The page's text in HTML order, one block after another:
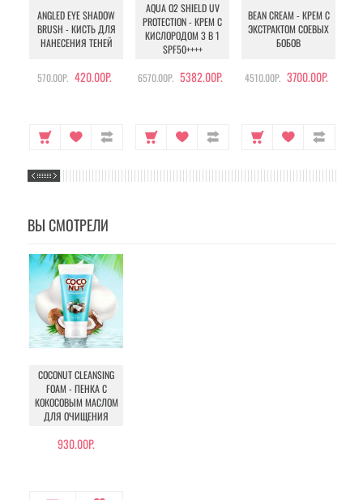
ANGLED EYE SHADOW
BRUSH - КИСТЬ ДЛЯ
НАНЕСЕНИЯ ТЕНЕЙ
570.00Р. 420.00Р.
AQUA O2 SHIELD UV
PROTECTION - КРЕМ С
КИСЛОРОДОМ 3 В 1
SPF50++++
6570.00Р. 5382.00Р.
BEAN CREAM - КРЕМ С
ЭКСТРАКТОМ СОЕВЫХ
БОБОВ
4510.00Р. 3700.00Р.
ВЫ СМОТРЕЛИ
COCONUT CLEANSING
FOAM - ПЕНКА С
КОКОСОВЫМ МАСЛОМ
ДЛЯ ОЧИЩЕНИЯ
930.00Р.